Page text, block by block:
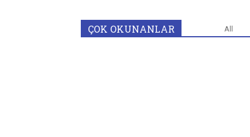
ÇOK OKUNANLAR All